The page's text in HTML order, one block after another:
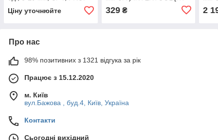
DIN3113 INTERTOOL XT-
1305
Ціну уточнюйте 329₴ 2
Про нас
98% позитивних з 1321 відгука за рік
Працює з 15.12.2020
м. Київ
вул.Бажова , буд.4, Київ, Україна
Контакти
Сьогодні вихідний